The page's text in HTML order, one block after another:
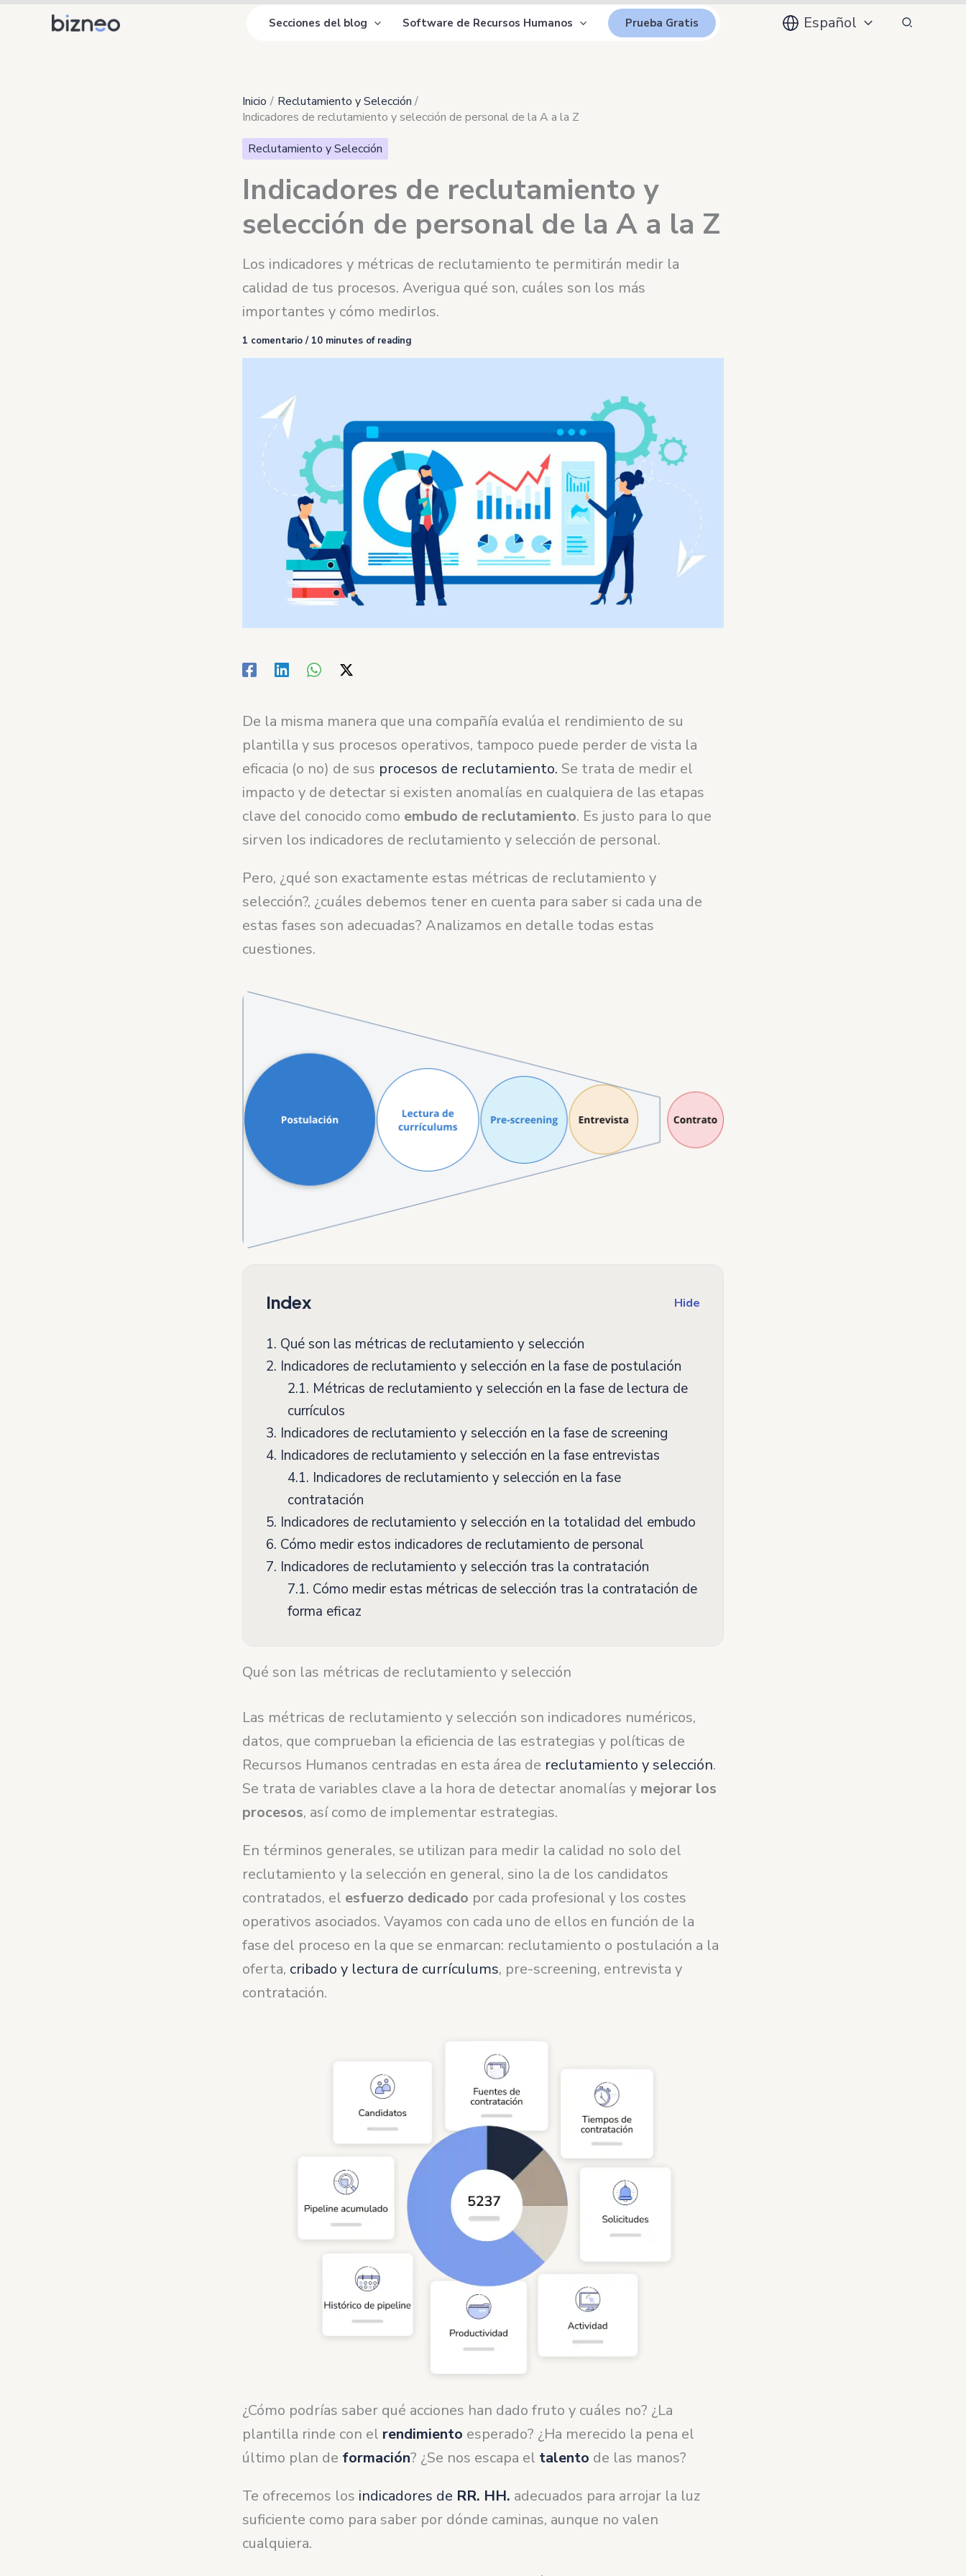
Secciones del blog Software de Recursos Humanos Prueba Gratis Español Buscar
Inicio
Reclutamiento y Selección
Indicadores de reclutamiento y selección de personal de la A a la Z
Reclutamiento y Selección
Indicadores de reclutamiento y
selección de personal de la A a la Z
Los indicadores y métricas de reclutamiento te permitirán medir la
calidad de tus procesos. Averigua qué son, cuáles son los más
importantes y cómo medirlos.
1 comentario / 10 minutes of reading
De la misma manera que una compañía evalúa el rendimiento de su
plantilla y sus procesos operativos, tampoco puede perder de vista la
eficacia (o no) de sus procesos de reclutamiento. Se trata de medir el
impacto y de detectar si existen anomalías en cualquiera de las etapas
clave del conocido como embudo de reclutamiento. Es justo para lo que
sirven los indicadores de reclutamiento y selección de personal.
Pero, ¿qué son exactamente estas métricas de reclutamiento y
selección?, ¿cuáles debemos tener en cuenta para saber si cada una de
estas fases son adecuadas? Analizamos en detalle todas estas
cuestiones.
Index Hide
1. Qué son las métricas de reclutamiento y selección
2. Indicadores de reclutamiento y selección en la fase de postulación
2.1. Métricas de reclutamiento y selección en la fase de lectura de
currículos
3. Indicadores de reclutamiento y selección en la fase de screening
4. Indicadores de reclutamiento y selección en la fase entrevistas
4.1. Indicadores de reclutamiento y selección en la fase
contratación
5. Indicadores de reclutamiento y selección en la totalidad del embudo
6. Cómo medir estos indicadores de reclutamiento de personal
7. Indicadores de reclutamiento y selección tras la contratación
7.1. Cómo medir estas métricas de selección tras la contratación de
forma eficaz
Qué son las métricas de reclutamiento y selección
Las métricas de reclutamiento y selección son indicadores numéricos,
datos, que comprueban la eficiencia de las estrategias y políticas de
Recursos Humanos centradas en esta área de reclutamiento y selección.
Se trata de variables clave a la hora de detectar anomalías y mejorar los
procesos, así como de implementar estrategias.
En términos generales, se utilizan para medir la calidad no solo del
reclutamiento y la selección en general, sino la de los candidatos
contratados, el esfuerzo dedicado por cada profesional y los costes
operativos asociados. Vayamos con cada uno de ellos en función de la
fase del proceso en la que se enmarcan: reclutamiento o postulación a la
oferta, cribado y lectura de currículums, pre-screening, entrevista y
contratación.
¿Cómo podrías saber qué acciones han dado fruto y cuáles no? ¿La
plantilla rinde con el rendimiento esperado? ¿Ha merecido la pena el
último plan de formación? ¿Se nos escapa el talento de las manos?
Te ofrecemos los indicadores de RR. HH. adecuados para arrojar la luz
suficiente como para saber por dónde caminas, aunque no valen
cualquiera.